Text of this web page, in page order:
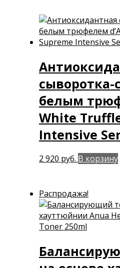
сыворотка-
белым
White
Intensive
2 920 руб. В корзину
Распродажа!